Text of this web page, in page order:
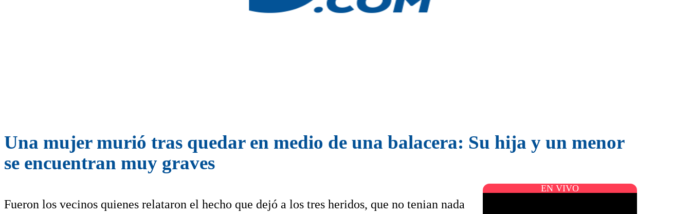
Una mujer murió tras quedar en medio de una balacera: Su hija y un menor
se encuentran muy graves
Fueron los vecinos quienes relataron el hecho que dejó a los tres heridos, que no tenian nada
EN VIVO